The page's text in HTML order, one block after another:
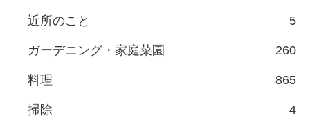
近所のこと 5
ガーデニング・家庭菜園 260
料理 865
掃除 4